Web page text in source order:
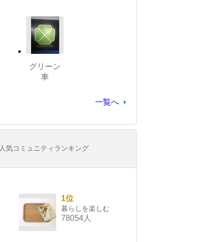
グリーン
車
一覧へ
人気コミュニティランキング
1位
暮らしを楽しむ
78054人